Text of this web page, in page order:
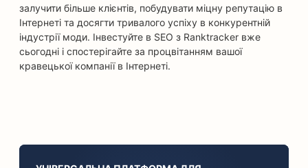
залучити більше клієнтів, побудувати міцну репутацію в
Інтернеті та досягти тривалого успіху в конкурентній
індустрії моди. Інвестуйте в SEO з Ranktracker вже
сьогодні і спостерігайте за процвітанням вашої
кравецької компанії в Інтернеті.